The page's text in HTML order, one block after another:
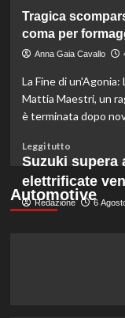
Anguria:
non
scartare
e
parte
bianca!
sono
preziosi
per
la
Tragica
coma per
Anna Gaia Cavallo
La Fine di un'Agonia:
Mattia Maestri, un
è terminata dopo
Leggi tuttoLeggi
di
su
Tragica
Automotive
Suzuki supera
elettrificate
Redazione 6